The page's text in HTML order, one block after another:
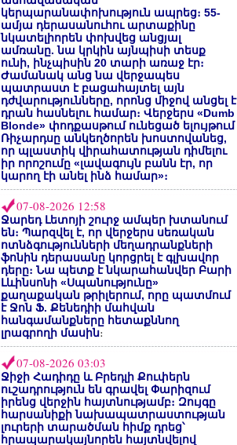
կերպարանափոխություն ապրեց։ 55-
ամյա դերասանուհու արտաքինը
նկատելիորեն փոխվեց անցյալ
ամռանը. նա կրկին այնպիսի տեսք
ունի, ինչպիսին 20 տարի առաջ էր։
Ժամանակ անց նա վերջապես
պատրաստ է բացահայտել այն
դժվարությունները, որոնց միջով անցել է
դրան հասնելու համար։ Վերջերս «Dumb
Blonde» փոդքասթում ունեցած ելույթում
Ռիչարդսը անկեղծորեն խոստովանեց,
որ պլաստիկ վիրահատության դիմելու
իր որոշումը «լավագույն բանն էր, որ
կարող էի անել ինձ համար»։
07-08-2026 12:58
Ջարեդ Լետոյի շուրջ ամպեր խտանում
են։ Պարզվել է, որ վերջերս սեռական
ոտնձգությունների մեղադրանքների
ֆոնին դերասանը կորցրել է գլխավոր
դերը։ Նա պետք է նկարահանվեր Բարի
Լևինսոնի «Սպանությունը»
քաղաքական թրիլերում, որը պատմում
է Ջոն Ֆ. Քենեդիի մահվան
հանգամանքները հետաքննող
լրագրողի մասին։
07-08-2026 03:03
Ջիջի Հադիդը և Բրեդլի Քուփերն
ուշադրություն են գրավել Փարիզում
իրենց վերջին հայտնությամբ։ Զույգը
հարսանիքի նախապատրաստության
լուրերի տարածման հիմք դրեց՝
հրապարակայնորեն հայտնվելով